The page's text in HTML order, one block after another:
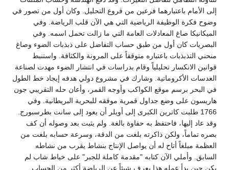
إلى الأمام باعتبارهما فرعين من فروع التحليل. وكان أول من تصور في
وضوح فكرة الوظيفة الرياضية التي هي الآن قلب الرياضة. وفي
الميكانيكا صاغ المعادلات العامة التي ما زالت تحمل اسمه. وفي
البصريات كان أول من طبق حساب التفاضل على ذبذبات الضوء وصاغ
منحني التذبذبات باعتباره متوقفاً على المرونة والكثافة. واستنبط
قوانين الانكسار تحليلياً وقام بدراسات في انتشار الضوء مهدت لصناعة
العدسات الأكروماتية. وشارك في مشروع دولي هدفه إيجاد خط الطول
في البحر برسم موقع الكواكب وأوجه القمر، وأعان حله التقريبي جون
هاريسون على وضع جداول قمرية موفقه للبحرية البريطانية. وفي
1766 طلبت كاترين الكبرى إلى أويلر أن يعود إلى سانت بطرسبورج.
وقد عاد إليها، فاحتفظ به حفاوة بالغة. ولم يثبت بعد وصوله أن كف
بصره تماماً، ولكن ذاكرته بلغت من الدقة، وسرعة حسابه بلغت من
العظمة مبلغاً أتاح له أن يواصل الإنتاج بنشاط يقرب من نشاطه
السابق. وأملي الآن كتابه "مقدمة كاملة للجبر" على خياط شاب لم
يكن حين بدأ عمله هذا يعرف شيئاً عن الرياضة أكثر من الحساب